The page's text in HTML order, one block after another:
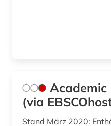
biographie (7)
bodennutzung (1)
Academic
(via
Stand März 2020: